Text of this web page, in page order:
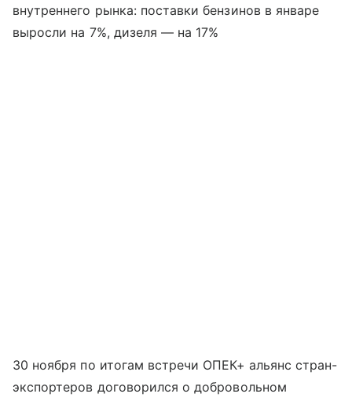
внутреннего рынка: поставки бензинов в январе
выросли на 7%, дизеля — на 17%
30 ноября по итогам встречи ОПЕК+ альянс стран-
экспортеров договорился о добровольном